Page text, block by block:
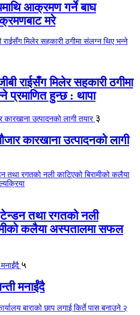
आक्रमण गर्ने बाघ
मरे
राईसँग मिलेर सहकारी ठगीमा
प्रमाणित हुन्छ : थापा
३
कारखाना उत्पादनको लागी
तथा रगतको नली
कलैया अस्पतालमा सफल
५
मनाईंदै